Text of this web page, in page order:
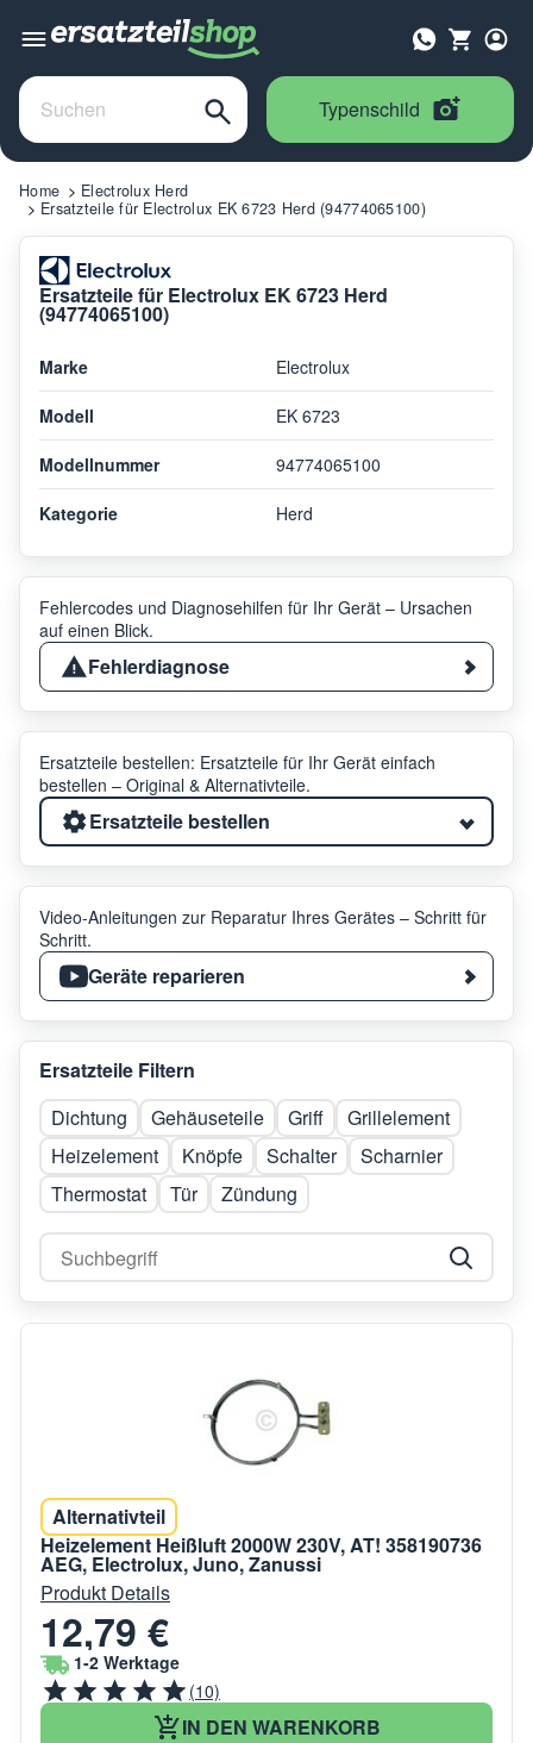
Typenschild
Home
Electrolux Herd
Ersatzteile für Electrolux EK 6723 Herd (94774065100)
Ersatzteile für Electrolux EK 6723 Herd
(94774065100)
Marke Electrolux
Modell EK 6723
Modellnummer 94774065100
Kategorie Herd
Fehlercodes und Diagnosehilfen für Ihr Gerät – Ursachen
auf einen Blick.
Fehlerdiagnose
Ersatzteile bestellen: Ersatzteile für Ihr Gerät einfach
bestellen – Original & Alternativteile.
Ersatzteile bestellen
Video-Anleitungen zur Reparatur Ihres Gerätes – Schritt für
Schritt.
Geräte reparieren
Ersatzteile Filtern
Dichtung
Gehäuseteile Griff
Grillelement
Heizelement
Knöpfe Schalter
Scharnier
Thermostat
Tür Zündung
Alternativteil
Heizelement Heißluft 2000W 230V, AT! 358190736
AEG, Electrolux, Juno, Zanussi
Produkt Details
12,79 €
1-2 Werktage
(10)
IN DEN WARENKORB